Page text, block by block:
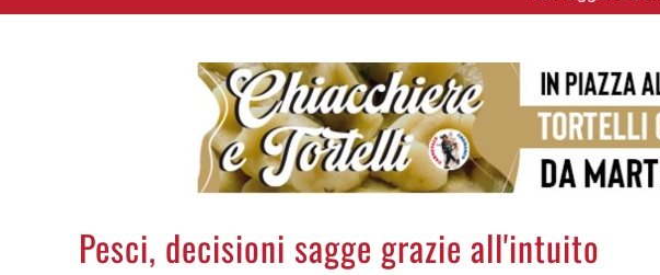
Pesci, decisioni sagge grazie all'intuito